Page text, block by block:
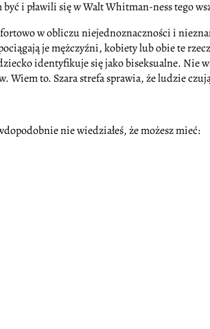
i pławili się w Walt Whitman-ness tego
w obliczu niejednoznaczności i
je mężczyźni, kobiety lub obie te
identyfikuje się jako biseksualne.
to. Szara strefa sprawia, że ludzie
nie wiedziałeś, że możesz mieć: